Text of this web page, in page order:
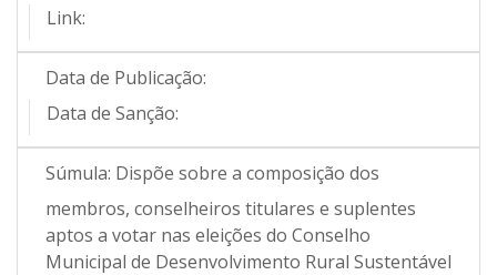
Link:
Data de Publicação:
Data de Sanção:
Súmula: Dispõe sobre a composição dos
membros, conselheiros titulares e suplentes
aptos a votar nas eleições do Conselho
Municipal de Desenvolvimento Rural Sustentável